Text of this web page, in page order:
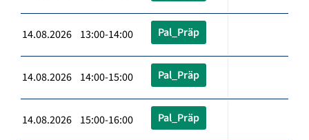
14.08.2026 13:00-14:00 Pal_Präp
14.08.2026 14:00-15:00 Pal_Präp
14.08.2026 15:00-16:00 Pal_Präp